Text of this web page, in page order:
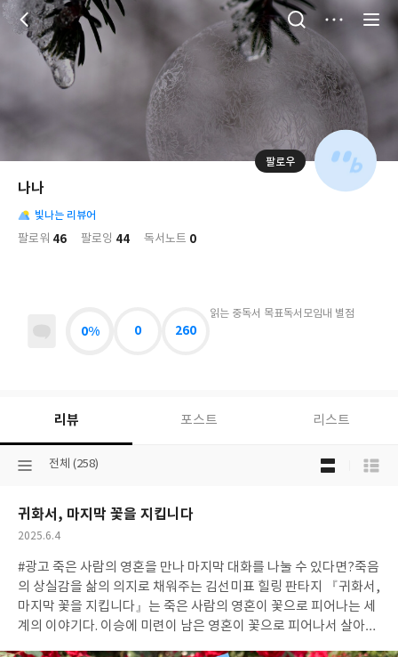
팔로우
나나
님
의
사
빛나는 리뷰어
팔로워 46 팔로잉 44 독서노트 0
읽는 중독서 목표
0%
독서모임
0
내 별점
260
리뷰 포스트 리스트
선
분
류
전체 (258)
귀화서, 마지막 꽃을 지킵니다
작
일
2025.6.4
#광고 죽은 사람의 영혼을 만나 마지막 대화를 나눌 수 있다면?죽음
의 상실감을 삶의 의지로 채워주는 김선미표 힐링 판타지 『귀화서,
마지막 꽃을 지킵니다』는 죽은 사람의 영혼이 꽃으로 피어나는 세
계의 이야기다. 이승에 미련이 남은 영혼이 꽃으로 피어나서 살아생